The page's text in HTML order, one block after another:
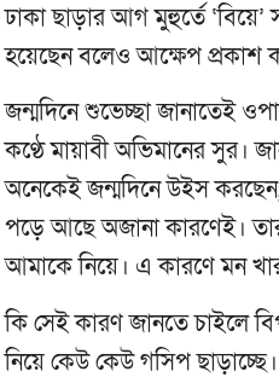
ঢাকা ছাড়ার আগ মুহুর্তে ‘বিয়ে’
হয়েছেন বলেও আক্ষেপ প্রকাশ
জন্মদিনে শুভেচ্ছা জানাতেই
কণ্ঠে মায়াবী অভিমানের সুর।
অনেকেই জন্মদিনে উইস
পড়ে আছে অজানা কারণেই।
আমাকে নিয়ে। এ কারণে মন
কি সেই কারণ জানতে চাইলে
নিয়ে কেউ কেউ গসিপ